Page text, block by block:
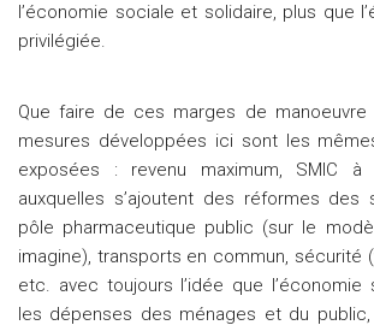
l’économie sociale et solidaire, plus que
privilégiée.
Que faire de ces marges de
mesures développées ici sont les
exposées : revenu maximum, SMIC
auxquelles s’ajoutent des réformes des
pôle pharmaceutique public (sur le
imagine), transports en commun, sécurité
etc. avec toujours l’idée que l’économie
les dépenses des ménages et du public,